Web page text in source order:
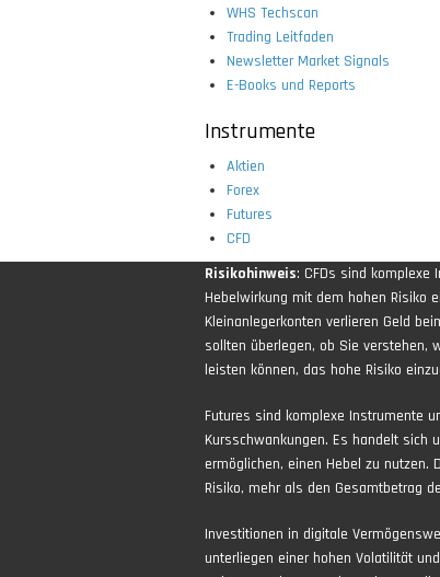
WHS Techscan
Trading Leitfaden
Newsletter Market Signals
E-Books und Reports
Instrumente
Aktien
Forex
Futures
CFD
Risikohinweis: CFDs sind komplexe
Hebelwirkung mit dem hohen Risiko
Kleinanlegerkonten verlieren Geld
sollten überlegen, ob Sie verstehen,
leisten können, das hohe Risiko
Futures sind komplexe Instrumente
Kursschwankungen. Es handelt sich
ermöglichen, einen Hebel zu nutzen.
Risiko, mehr als den Gesamtbetrag
Investitionen in digitale
unterliegen einer hohen Volatilität